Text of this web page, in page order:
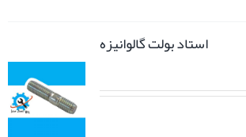
استاد بولت گالوانیزه